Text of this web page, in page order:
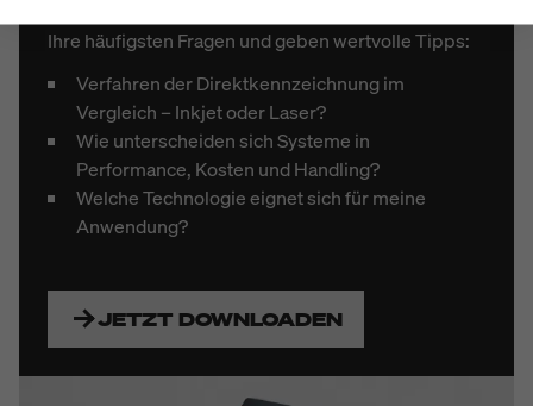
Ihre häufigsten Fragen und geben wertvolle Tipps:
Verfahren der Direktkennzeichnung im
Vergleich – Inkjet oder Laser?
Wie unterscheiden sich Systeme in
Performance, Kosten und Handling?
Welche Technologie eignet sich für meine
Anwendung?
JETZT DOWNLOADEN